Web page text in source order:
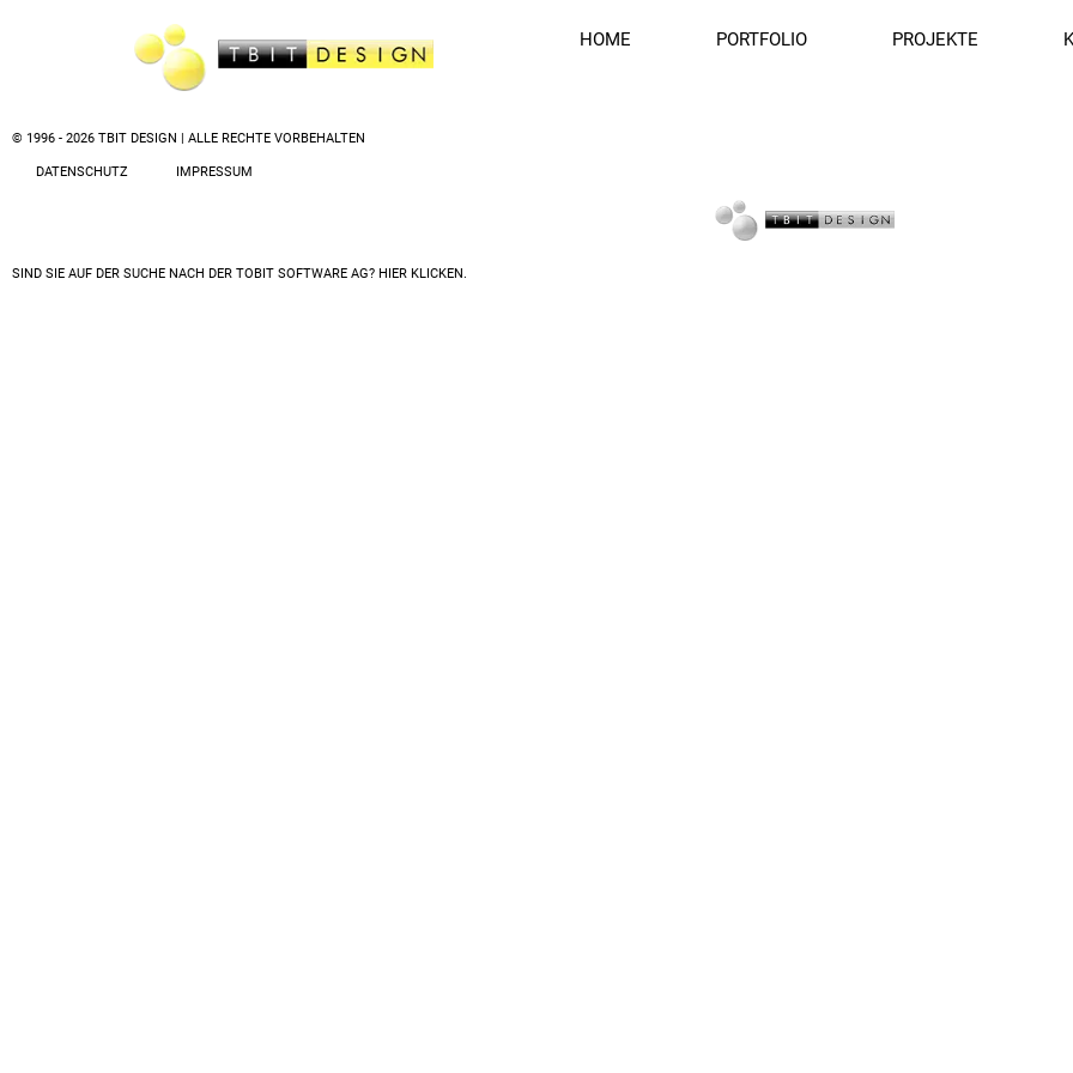
HOME PORTFOLIO PROJEKTE
© 1996 - 2026 TBIT DESIGN | ALLE RECHTE VORBEHALTEN
DATENSCHUTZ IMPRESSUM
SIND SIE AUF DER SUCHE NACH DER TOBIT SOFTWARE AG? HIER KLICKEN.